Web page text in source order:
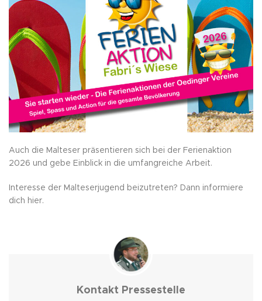
Auch die Malteser präsentieren sich bei der Ferienaktion
2026 und gebe Einblick in die umfangreiche Arbeit.
Interesse der Malteserjugend beizutreten? Dann informiere
dich hier.
Kontakt Pressestelle